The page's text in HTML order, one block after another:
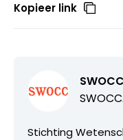
Kopieer link
SWOCC
Stichting